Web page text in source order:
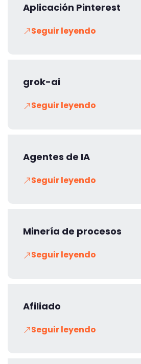
Aplicación Pinterest
Seguir leyendo
grok-ai
Seguir leyendo
Agentes de IA
Seguir leyendo
Minería de procesos
Seguir leyendo
Afiliado
Seguir leyendo